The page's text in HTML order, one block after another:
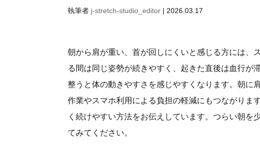
執筆者 j-stretch-studio_editor | 2026.03.17
朝から肩が重い、首が回しにくいと感じる方には、
る間は同じ姿勢が続きやすく、起きた直後は血行が
整うと体の動きやすさを感じやすくなります。朝に
作業やスマホ利用による負担の軽減にもつながりま
く続けやすい方法をお伝えしています。つらい朝
てみてください。